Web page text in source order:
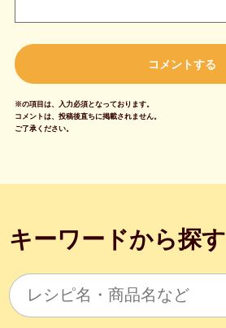
※の項目は、入力必須となっております。
コメントは、投稿後直ちに掲載されません。
ご了承ください。
キーワードから探す